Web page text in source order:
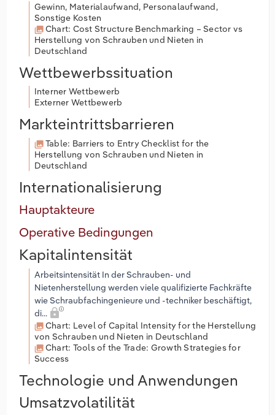
Gewinn, Materialaufwand, Personalaufwand,
Sonstige Kosten
Chart: Cost Structure Benchmarking – Sector vs
Herstellung von Schrauben und Nieten in
Deutschland
Wettbewerbssituation
Interner Wettbewerb
Externer Wettbewerb
Markteintrittsbarrieren
Table: Barriers to Entry Checklist for the
Herstellung von Schrauben und Nieten in
Deutschland
Internationalisierung
Hauptakteure
Operative Bedingungen
Kapitalintensität
Arbeitsintensität In der Schrauben- und
Nietenherstellung werden viele qualifizierte Fachkräfte
wie Schraubfachingenieure und -techniker beschäftigt,
di...
Chart: Level of Capital Intensity for the Herstellung
von Schrauben und Nieten in Deutschland
Chart: Tools of the Trade: Growth Strategies for
Success
Technologie und Anwendungen
Umsatzvolatilität